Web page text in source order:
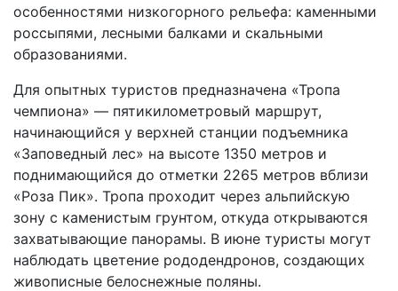
особенностями низкогорного рельефа: каменными
россыпями, лесными балками и скальными
образованиями.
Для опытных туристов предназначена «Тропа
чемпиона» — пятикилометровый маршрут,
начинающийся у верхней станции подъемника
«Заповедный лес» на высоте 1350 метров и
поднимающийся до отметки 2265 метров вблизи
«Роза Пик». Тропа проходит через альпийскую
зону с каменистым грунтом, откуда открываются
захватывающие панорамы. В июне туристы могут
наблюдать цветение рододендронов, создающих
живописные белоснежные поляны.